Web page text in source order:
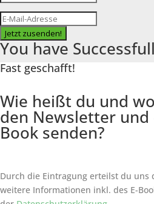
Jetzt zusenden!
You have
Fast geschafft!
Wie heißt du und
den Newsletter und
Book senden?
Durch die Eintragung erteilst du uns
weitere Informationen inkl. des E-